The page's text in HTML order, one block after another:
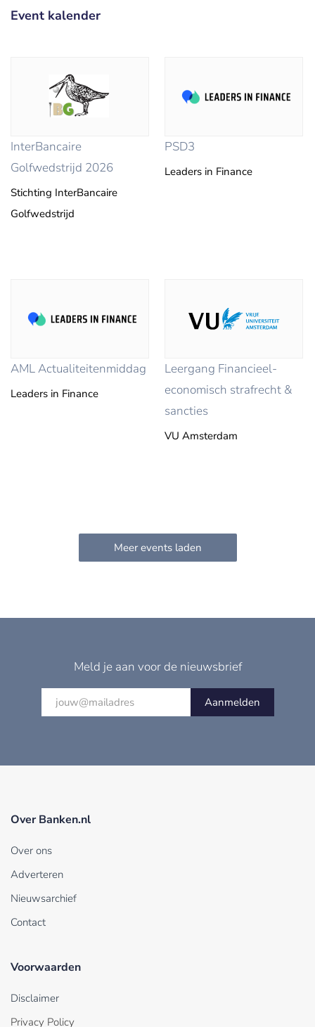
Event kalender
InterBancaire
Golfwedstrijd 2026
Stichting InterBancaire
Golfwedstrijd
PSD3
Leaders in Finance
AML Actualiteitenmiddag
Leaders in Finance
Leergang Financieel-
economisch strafrecht &
sancties
VU Amsterdam
Meld je aan voor de nieuwsbrief
Aanmelden
Over Banken.nl
Over ons
Adverteren
Nieuwsarchief
Contact
Voorwaarden
Disclaimer
Privacy Policy